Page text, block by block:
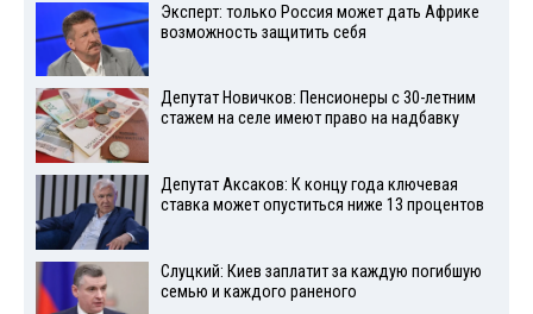
Эксперт: только Россия может дать Африке
возможность защитить себя
Депутат Новичков: Пенсионеры с 30-летним
стажем на селе имеют право на надбавку
Депутат Аксаков: К концу года ключевая
ставка может опуститься ниже 13 процентов
Слуцкий: Киев заплатит за каждую погибшую
семью и каждого раненого